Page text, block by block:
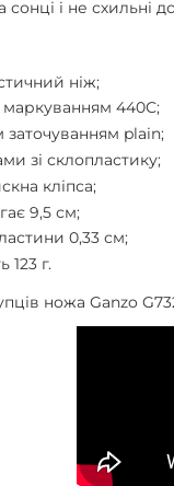
сонці і не
ніж;
маркуванням 440С;
plain;
зі склопластику;
кліпса;
9,5 см;
0,33 см;
123 г.
ножа Ganzo